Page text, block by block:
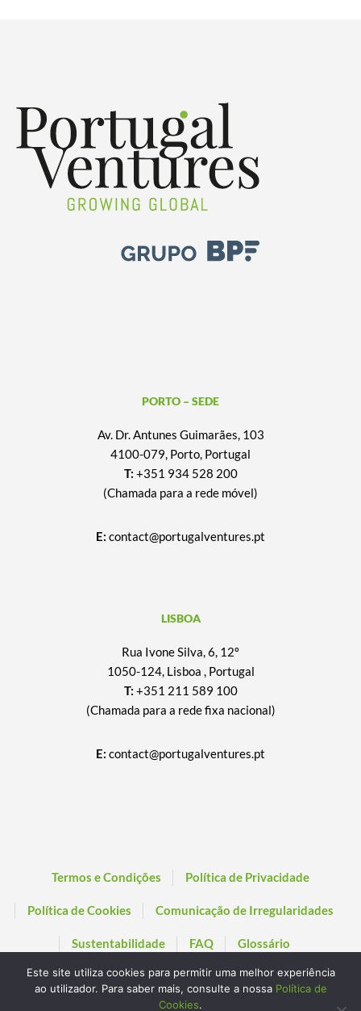
PORTO – SEDE
Av. Dr. Antunes Guimarães, 103
4100-079, Porto, Portugal
T: +351 934 528 200
(Chamada para a rede móvel)
E: contact@portugalventures.pt
LISBOA
Rua Ivone Silva, 6, 12º
1050-124, Lisboa , Portugal
T: +351 211 589 100
(Chamada para a rede fixa nacional)
E: contact@portugalventures.pt
Termos e Condições Política de Privacidade
Política de Cookies Comunicação de Irregularidades
Sustentabilidade FAQ Glossário
Este site utiliza cookies para permitir uma melhor experiência
ao utilizador. Para saber mais, consulte a nossa Política de
Cookies.